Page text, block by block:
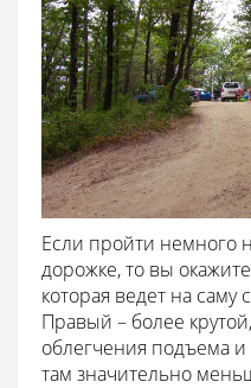
Если пройти немного
дорожке, то вы
которая ведет на саму
Правый – более
облегчения подъема и
там значительно